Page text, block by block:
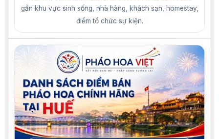
gần khu vực sinh sống, nhà hàng, khách sạn, homestay,
điểm tổ chức sự kiện.